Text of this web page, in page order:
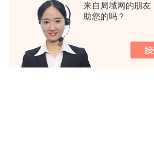
来自局域网的朋友
助您的吗？